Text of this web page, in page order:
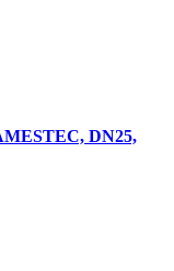
DN25,